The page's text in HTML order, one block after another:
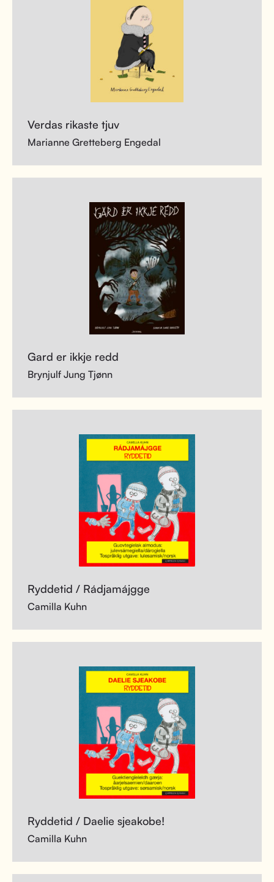
Verdas rikaste tjuv
Marianne Gretteberg Engedal
Gard er ikkje redd
Brynjulf Jung Tjønn
Ryddetid / Rádjamájgge
Camilla Kuhn
Ryddetid / Daelie sjeakobe!
Camilla Kuhn